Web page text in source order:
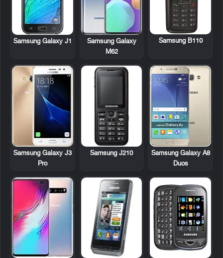
Samsung B110
Samsung Galaxy
M62
Samsung Galaxy J1
Samsung Galaxy A8
Duos
Samsung J210
Samsung Galaxy J3
Pro